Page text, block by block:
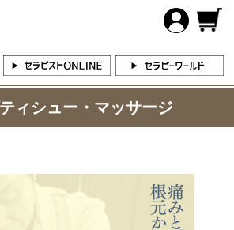
ィシュー・マッサージ